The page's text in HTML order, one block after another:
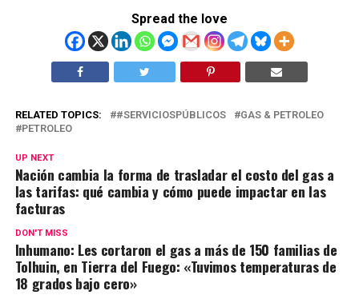
Spread the love
RELATED TOPICS: #SERVICIOSPÚBLICOS
GAS & PETROLEO
PETROLEO
UP NEXT
Nación cambia la forma de trasladar el costo del gas a
las tarifas: qué cambia y cómo puede impactar en las
facturas
DON'T MISS
Inhumano: Les cortaron el gas a más de 150 familias de
Tolhuin, en Tierra del Fuego: «Tuvimos temperaturas de
18 grados bajo cero»